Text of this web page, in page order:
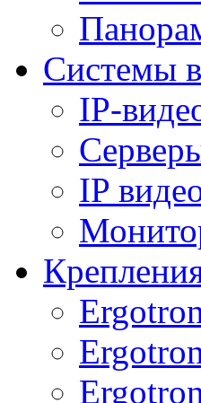
Системы
IP-
IP